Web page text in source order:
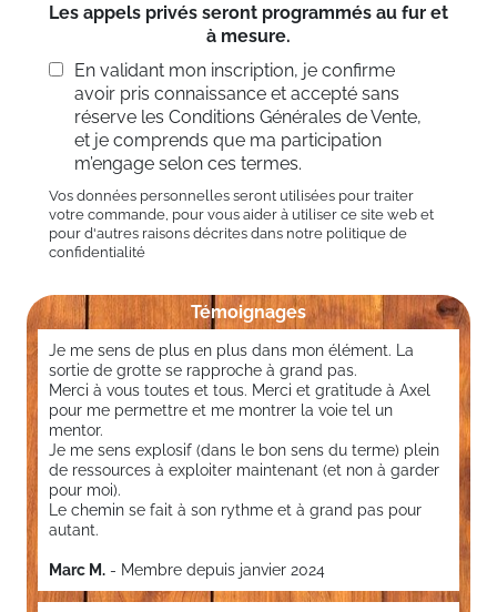
Les appels privés seront programmés au fur et
à mesure.
En validant mon inscription, je confirme
avoir pris connaissance et accepté sans
réserve les Conditions Générales de Vente,
et je comprends que ma participation
m’engage selon ces termes.
Vos données personnelles seront utilisées pour traiter
votre commande, pour vous aider à utiliser ce site web et
pour d'autres raisons décrites dans notre politique de
confidentialité
Témoignages
Je me sens de plus en plus dans mon élément. La
sortie de grotte se rapproche à grand pas.
Merci à vous toutes et tous. Merci et gratitude à Axel
pour me permettre et me montrer la voie tel un
mentor.
Je me sens explosif (dans le bon sens du terme) plein
de ressources à exploiter maintenant (et non à garder
pour moi).
Le chemin se fait à son rythme et à grand pas pour
autant.
Marc M. - Membre depuis janvier 2024